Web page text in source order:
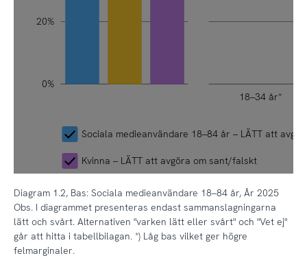
20%
0%
18–34 år*
Sociala medieanvändare 18–84 år – LÄTT att
Kvinna – LÄTT att avgöra om sant/falskt
Diagram 1.2, Bas: Sociala medieanvändare 18–84 år, År 2025
Obs. I diagrammet presenteras endast sammanslagningarna
lätt och svårt. Alternativen "varken lätt eller svårt" och "Vet ej"
går att hitta i tabellbilagan. *) Låg bas vilket ger högre
felmarginaler.